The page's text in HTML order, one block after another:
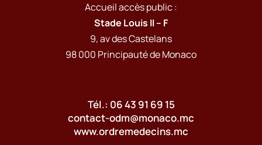
Accueil accès public :
Stade Louis II – F
9, av des Castelans
98 000 Principauté de Monaco
Tél.: 06 43 91 69 15
contact-odm@monaco.mc
www.ordremedecins.mc